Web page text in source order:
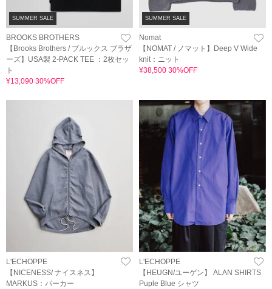
SUMMER SALE
BROOKS BROTHERS
【Brooks Brothers / ブルックス ブラザ
ーズ】USA製 2-PACK TEE ：2枚セッ
ト
¥13,090 30%OFF
SUMMER SALE
Nomat
【NOMAT / ノマット】Deep V Wide
knit：ニット
¥38,500 30%OFF
L'ECHOPPE
【NICENESS/ ナイスネス】
MARKUS：パーカー
L'ECHOPPE
【HEUGN/ユーゲン】 ALAN SHIRTS
Puple Blue シャツ